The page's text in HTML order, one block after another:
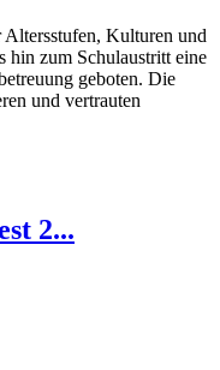
Kulturen und
hin zum Schulaustritt eine
geboten. Die
und vertrauten
2...